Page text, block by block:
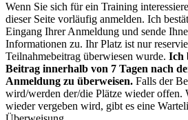
Wenn Sie sich für ein Training
dieser Seite vorläufig anmelden. Ich
Eingang Ihrer Anmeldung und sende
Informationen zu. Ihr Platz ist nur
Teilnahmebeitrag überwiesen wurde. Ich
Beitrag innerhalb von 7 Tagen nach
Anmeldung zu überweisen. Falls der
wird/werden der/die Plätze wieder offen.
wieder vergeben wird, gibt es eine